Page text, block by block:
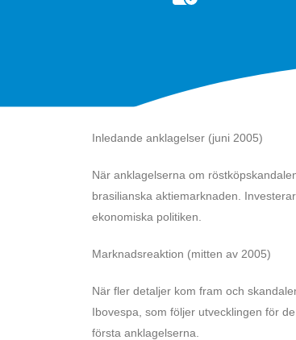
Inledande anklagelser (juni 2005)
När anklagelserna om
brasilianska aktiemarknaden.
ekonomiska politiken.
Marknadsreaktion (mitten av 2005)
När fler detaljer kom fram och
Ibovespa, som följer utvecklingen för
första anklagelserna.